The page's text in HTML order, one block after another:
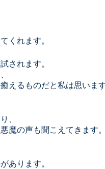
くれます。
されます。
えるものだと私は思いま
、
魔の声も聞こえてきます。
あります。